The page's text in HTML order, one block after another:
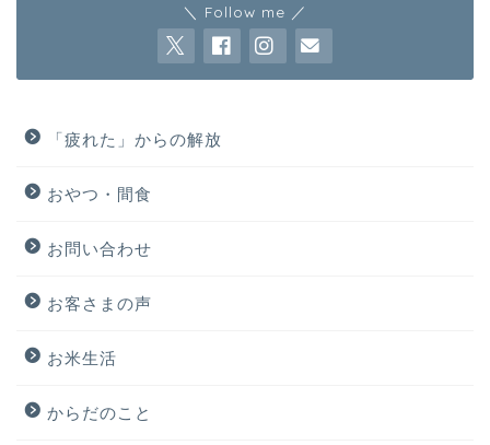
＼ Follow me ／
「疲れた」からの解放
おやつ・間食
お問い合わせ
お客さまの声
お米生活
からだのこと